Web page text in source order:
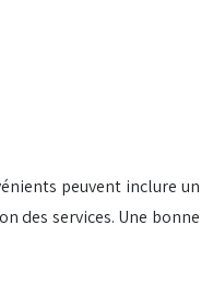
peuvent inclure un
des services. Une bonne